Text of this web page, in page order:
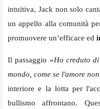
intuitiva, Jack non solo
un appello alla comunità
promuovere un’efficace ed
Il passaggio «Ho creduto
mondo, come se l'amore
interiore e la lotta per
bullismo affrontano.